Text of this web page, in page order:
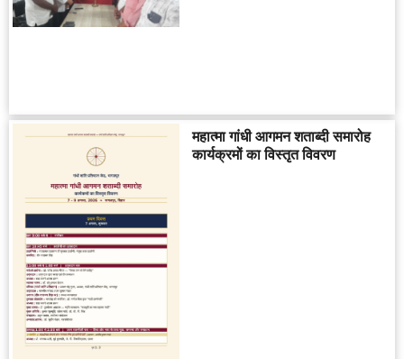
महात्मा गांधी आगमन शताब्दी समारोह
कार्यक्रमों का विस्तृत विवरण